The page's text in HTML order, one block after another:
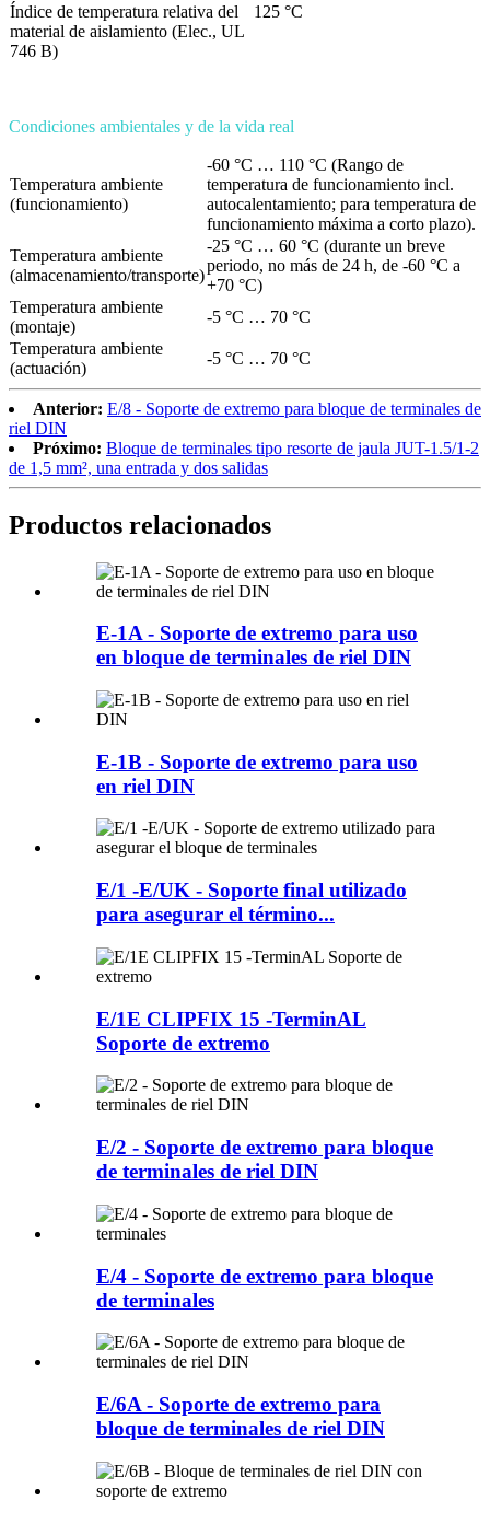
Índice de temperatura relativa del
material de aislamiento (Elec., UL
746 B)
125 °C
Condiciones ambientales y de la vida real
Temperatura ambiente
(funcionamiento)
-60 °C … 110 °C (Rango de
temperatura de funcionamiento incl.
autocalentamiento; para temperatura de
funcionamiento máxima a corto plazo).
Temperatura ambiente
(almacenamiento/transporte)
-25 °C … 60 °C (durante un breve
periodo, no más de 24 h, de -60 °C a
+70 °C)
Temperatura ambiente
(montaje)
-5 °C … 70 °C
Temperatura ambiente
(actuación)
-5 °C … 70 °C
Anterior: E/8 - Soporte de extremo para bloque de terminales de
riel DIN
Próximo: Bloque de terminales tipo resorte de jaula JUT-1.5/1-2
de 1,5 mm², una entrada y dos salidas
Productos relacionados
E-1A - Soporte de extremo para uso
en bloque de terminales de riel DIN
E-1B - Soporte de extremo para uso
en riel DIN
E/1 -E/UK - Soporte final utilizado
para asegurar el término...
E/1E CLIPFIX 15 -TerminAL
Soporte de extremo
E/2 - Soporte de extremo para bloque
de terminales de riel DIN
E/4 - Soporte de extremo para bloque
de terminales
E/6A - Soporte de extremo para
bloque de terminales de riel DIN